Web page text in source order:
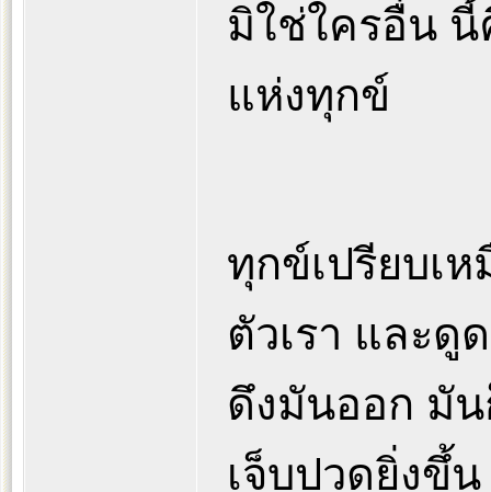
มิใช่ใครอื่น
แห่งทุกข์
ทุกข์เปรียบเ
ตัวเรา และดู
ดึงมันออก มัน
เจ็บปวดยิ่งขึ้